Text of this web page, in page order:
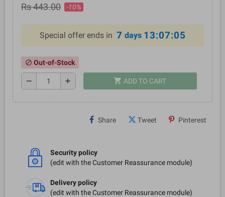
Rs 443.00 -10%
Special offer ends in 7 days 13:07:05
block Out-of-Stock
remove add shopping_cart ADD TO CART
Share Tweet Pinterest
Security policy
(edit with the Customer Reassurance module)
Delivery policy
(edit with the Customer Reassurance module)